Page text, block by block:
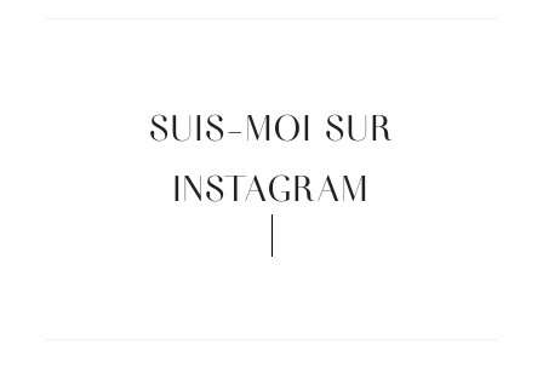
SUIS-MOI SUR
INSTAGRAM